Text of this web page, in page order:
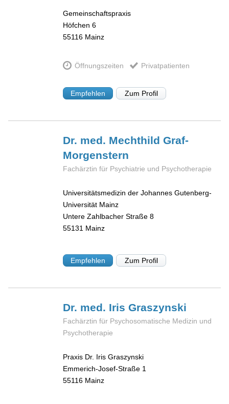
Gemeinschaftspraxis
Höfchen 6
55116 Mainz
Öffnungszeiten Privatpatienten
Empfehlen Zum Profil
Dr. med. MechthildGraf-
Morgenstern
Fachärztin für Psychiatrie und Psychotherapie
Universitätsmedizin der Johannes Gutenberg-
Universität Mainz
Untere Zahlbacher Straße 8
55131 Mainz
Empfehlen Zum Profil
Dr. med. IrisGraszynski
Fachärztin für Psychosomatische Medizin und
Psychotherapie
Praxis Dr. Iris Graszynski
Emmerich-Josef-Straße 1
55116 Mainz